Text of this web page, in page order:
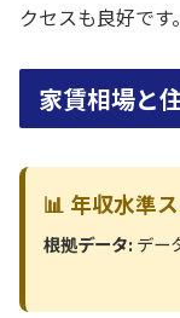
クセスも良好です。
家賃相場と
📊 年収水準
根拠データ:デー